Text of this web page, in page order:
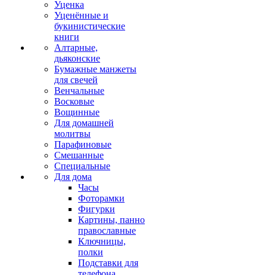
Уценка
Уценённые и
букинистические
книги
Алтарные,
дьяконские
Бумажные манжеты
для свечей
Венчальные
Восковые
Вощинные
Для домашней
молитвы
Парафиновые
Смешанные
Специальные
Для дома
Часы
Фоторамки
Фигурки
Картины, панно
православные
Ключницы,
полки
Подставки для